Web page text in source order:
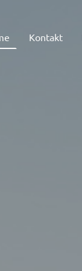
Kontakt